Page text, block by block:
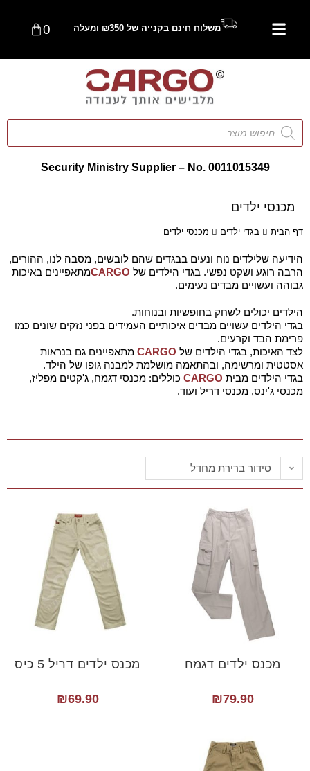
משלוח חינם בקנייה של ₪350 ומעלה 0
Security Ministry Supplier – No. 0011015349
מכנסי ילדים
דף הבית בגדי ילדים מכנסי ילדים
הידיעה שלילדים נוח ונעים בבגדים שהם לובשים, מסבה לנו, ההורים,
הרבה רוגע ושקט נפשי. בגדי הילדים של CARGOמתאפיינים באיכות
גבוהה ועשויים מבדים נעימים.
הילדים יכולים לשחק בחופשיות ובנוחות.
בגדי הילדים עשויים מבדים איכותיים העמידים בפני נזקים שונים כמו
פרימת הבד וקרעים.
לצד האיכות, בגדי הילדים של CARGO מתאפיינים גם בנראות
אסטטית ומרשימה, ובהתאמה מושלמת למבנה גופו של הילד.
בגדי הילדים מבית CARGO כוללים: מכנסי דגמח, ג'קטים מפליז,
מכנסי ג'ינס, מכנסי דריל ועוד.
סידור ברירת מחדל
מכנס ילדים דגמח
₪79.90
מכנס ילדים דריל 5 כיס
₪69.90